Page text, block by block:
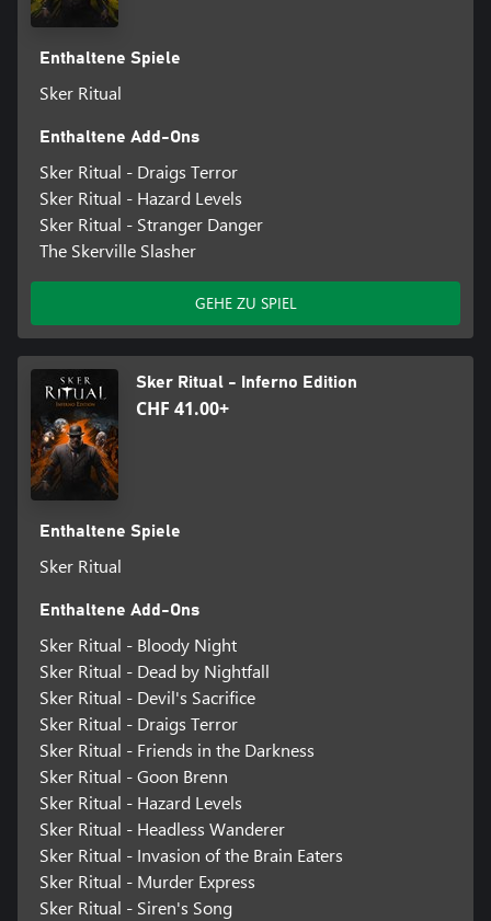
Enthaltene Spiele
Sker Ritual
Enthaltene Add-Ons
Sker Ritual - Draigs Terror
Sker Ritual - Hazard Levels
Sker Ritual - Stranger Danger
The Skerville Slasher
GEHE ZU SPIEL
Sker Ritual - Inferno Edition
CHF 41.00+
Enthaltene Spiele
Sker Ritual
Enthaltene Add-Ons
Sker Ritual - Bloody Night
Sker Ritual - Dead by Nightfall
Sker Ritual - Devil's Sacrifice
Sker Ritual - Draigs Terror
Sker Ritual - Friends in the Darkness
Sker Ritual - Goon Brenn
Sker Ritual - Hazard Levels
Sker Ritual - Headless Wanderer
Sker Ritual - Invasion of the Brain Eaters
Sker Ritual - Murder Express
Sker Ritual - Siren's Song